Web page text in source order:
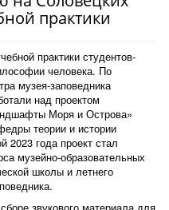
практики
практики студентов-
человека. По
музея-заповедника
над проектом
Моря и Острова»
теории и истории
2023 года проект стал
музейно-образовательных
школы и летнего